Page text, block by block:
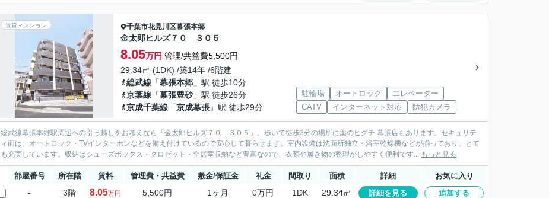
賃貸マンション 千葉市花見川区幕張本郷
金太郎ヒルズ７０ ３０５
8.05万円 管理/共益費5,500円
29.34㎡ (1DK) /築14年 /6階建
総武線 「幕張本郷 」駅 徒歩10分
京葉線 「幕張豊砂」駅 徒歩26分
京成千葉線 「京成幕張 」駅 徒歩29分
駐輪場 オートロック
エレベーター
CATV
インターネット対応 防犯カメラ
総武線幕張本郷駅周辺への引っ越しをお考えなら「金太郎ヒルズ７０ ３０５」。歩いて徒歩3分の場所に薬のヒグチ 幕張店もあります。セキュリテ
ィ面は、オートロック・TVインターホンなどを備え付けているので安心して暮らせます。室内設備は洗面所独立・浴室乾燥機などが揃っており、とて
も充実しています。収納はシューズボックス・クロゼット・全居室収納など豊富なので、衣類や履き物の整理がしやすく便利です... もっと見る
部屋番号 所在階 賃料 管理費・共益費 敷金/保証金 礼金 間取り 面積 詳細 お気に入り
- 3階 8.05万円 5,500円 1ヶ月 0万円 1DK 29.34㎡ 詳細を見る 追加する